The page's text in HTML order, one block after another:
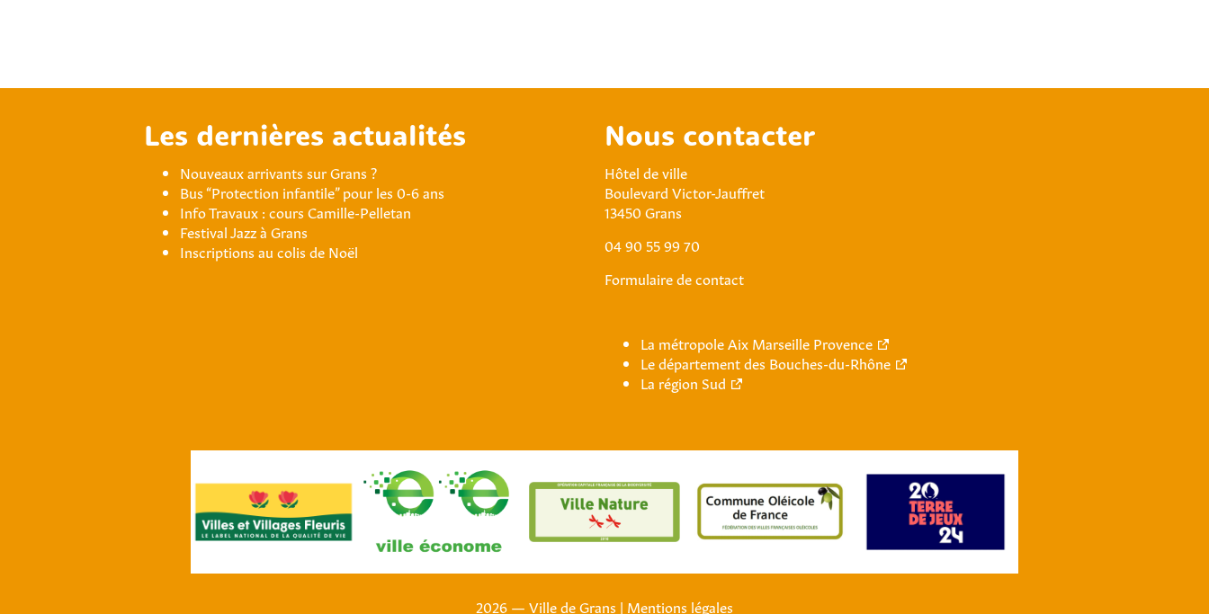
Les dernières actualités
Nouveaux arrivants sur Grans ?
Bus “Protection infantile” pour les 0-6 ans
Info Travaux : cours Camille-Pelletan
Festival Jazz à Grans
Inscriptions au colis de Noël
Nous contacter
Hôtel de ville
Boulevard Victor-Jauffret
13450 Grans
04 90 55 99 70
Formulaire de contact
La métropole Aix Marseille Provence
Le département des Bouches-du-Rhône
La région Sud
2026 — Ville de Grans | Mentions légales